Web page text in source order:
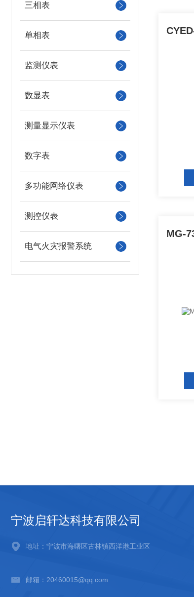
三相表
单相表
监测仪表
数显表
测量显示仪表
数字表
多功能网络仪表
测控仪表
电气火灾报警系统
宁波启轩达科技有限公司
地址：宁波市海曙区古林镇西洋港工业区
邮箱：20460015@qq.com